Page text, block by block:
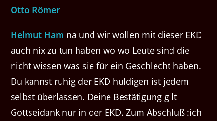
Otto Römer
Helmut Ham na und wir wollen mit dieser EKD
auch nix zu tun haben wo wo Leute sind die
nicht wissen was sie für ein Geschlecht haben.
Du kannst ruhig der EKD huldigen ist jedem
selbst überlassen. Deine Bestätigung gilt
Gottseidank nur in der EKD. Zum Abschluß :ich